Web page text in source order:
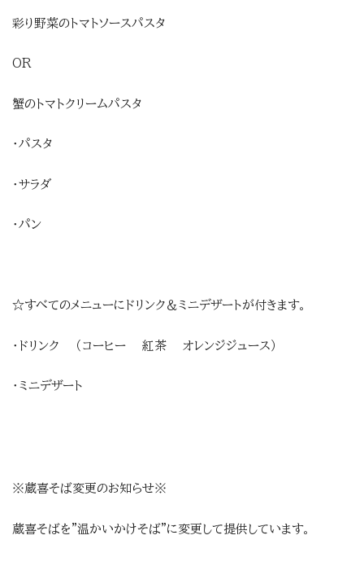
彩り野菜のトマトソースパスタ
OR
蟹のトマトクリームパスタ
・パスタ
・サラダ
・パン
☆すべてのメニューにドリンク＆ミニデザートが付きます。
・ドリンク （コーヒー 紅茶 オレンジジュース）
・ミニデザート
※蔵喜そば変更のお知らせ※
蔵喜そばを”温かいかけそば”に変更して提供しています。